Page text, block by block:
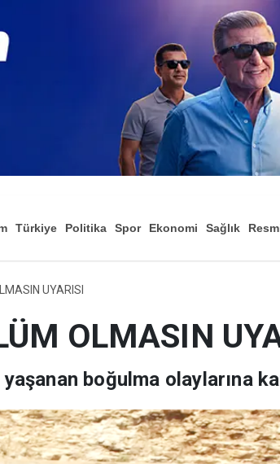
Türkiye Politika Spor Ekonomi Sağlık
UYARISI
OLMASIN
boğulma olaylarına